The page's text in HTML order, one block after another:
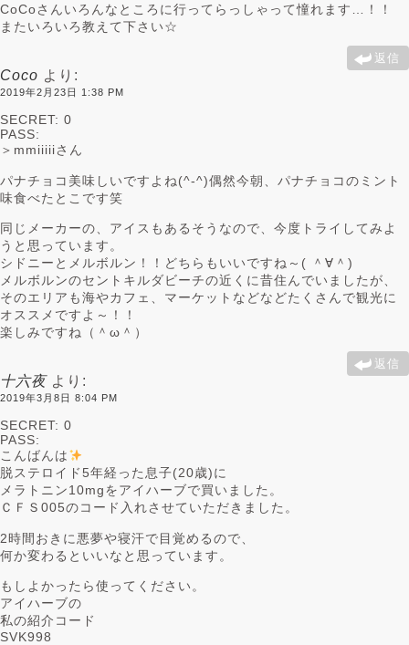
CoCoさんいろんなところに行ってらっしゃって憧れます…！！
またいろいろ教えて下さい☆
返信
Coco より:
2019年2月23日 1:38 PM
SECRET: 0
PASS:
＞mmiiiiiさん
パナチョコ美味しいですよね(^-^)偶然今朝、パナチョコのミント
味食べたとこです笑
同じメーカーの、アイスもあるそうなので、今度トライしてみよ
うと思っています。
シドニーとメルボルン！！どちらもいいですね～( ＾∀＾)
メルボルンのセントキルダビーチの近くに昔住んでいましたが、
そのエリアも海やカフェ、マーケットなどなどたくさんで観光に
オススメですよ～！！
楽しみですね（＾ω＾）
返信
十六夜 より:
2019年3月8日 8:04 PM
SECRET: 0
PASS:
こんばんは
脱ステロイド5年経った息子(20歳)に
メラトニン10mgをアイハーブで買いました。
ＣＦＳ005のコード入れさせていただきました。
2時間おきに悪夢や寝汗で目覚めるので、
何か変わるといいなと思っています。
もしよかったら使ってください。
アイハーブの
私の紹介コード
SVK998